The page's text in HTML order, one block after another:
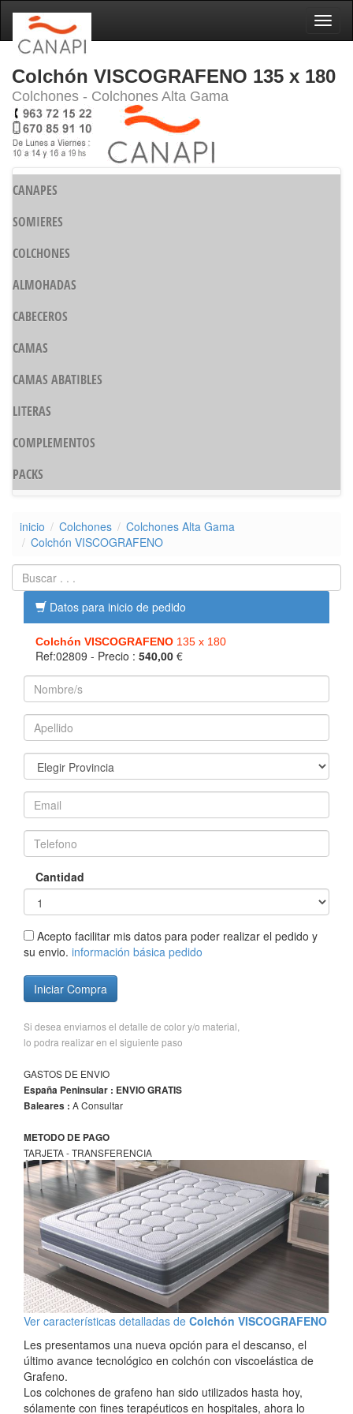
Colchón VISCOGRAFENO 135 x 180
Colchones - Colchones Alta Gama
CANAPES
SOMIERES
COLCHONES
ALMOHADAS
CABECEROS
CAMAS
CAMAS ABATIBLES
LITERAS
COMPLEMENTOS
PACKS
inicio Colchones
Colchones Alta Gama
Colchón VISCOGRAFENO
Datos para inicio de pedido
Colchón VISCOGRAFENO 135 x 180
Ref:02809 - Precio : 540,00 €
Cantidad
Acepto facilitar mis datos para poder realizar el pedido y
su envio. información básica pedido
Iniciar Compra
Si desea enviarnos el detalle de color y/o material,
lo podra realizar en el siguiente paso
GASTOS DE ENVIO
España Peninsular : ENVIO GRATIS
Baleares : A Consultar
METODO DE PAGO
TARJETA - TRANSFERENCIA
Ver características detalladas de Colchón VISCOGRAFENO
Les presentamos una nueva opción para el descanso, el
último avance tecnológico en colchón con viscoelástica de
Grafeno.
Los colchones de grafeno han sido utilizados hasta hoy,
sólamente con fines terapéuticos en hospitales, ahora lo